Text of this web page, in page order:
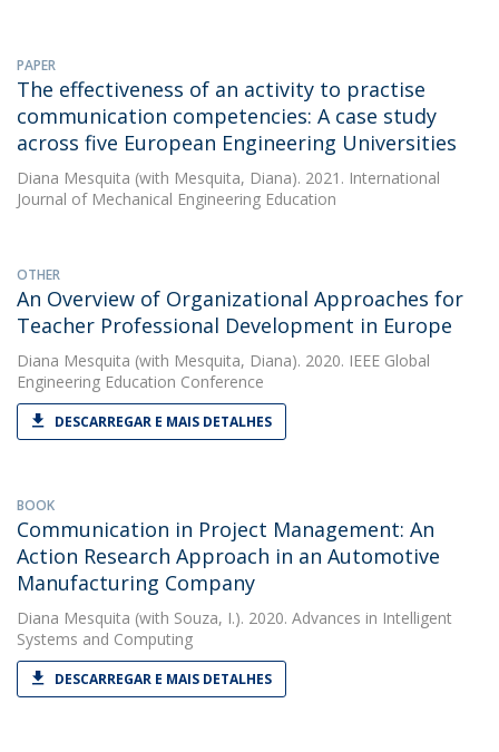
PAPER
The effectiveness of an activity to practise
communication competencies: A case study
across five European Engineering Universities
Diana Mesquita (with Mesquita, Diana). 2021. International
Journal of Mechanical Engineering Education
OTHER
An Overview of Organizational Approaches for
Teacher Professional Development in Europe
Diana Mesquita (with Mesquita, Diana). 2020. IEEE Global
Engineering Education Conference
DESCARREGAR E MAIS DETALHES
BOOK
Communication in Project Management: An
Action Research Approach in an Automotive
Manufacturing Company
Diana Mesquita (with Souza, I.). 2020. Advances in Intelligent
Systems and Computing
DESCARREGAR E MAIS DETALHES